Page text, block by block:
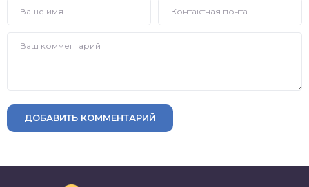
ДОБАВИТЬ КОММЕНТАРИЙ